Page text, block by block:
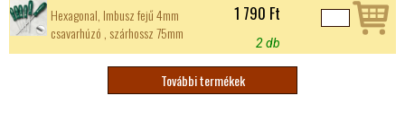
Hexagonal, Imbusz fejű 4mm
csavarhúzó , szárhossz 75mm
1 790 Ft
2 db
További termékek